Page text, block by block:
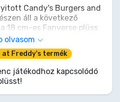
Candy's Burgers and
áll a következő
18 cm-es Fanverse plüss
pofi; egy ölelnivaló
esti helyed előtt. Édes
során, vagy egy
huncutság rejlik a nagy
a tiédet, és derítsd ki,
az oldaladon.
olvasom
Freddy's termék
játékodhoz kapcsolódó